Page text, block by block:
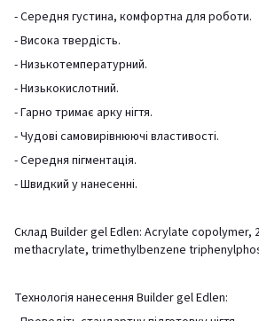
- Середня густина, комфортна для роботи.
- Висока твердість.
- Низькотемпературний.
- Низькокислотний.
- Гарно тримає арку нігтя.
- Чудові самовирівнюючі властивості.
- Середня пігментація.
- Швидкий у нанесенні.
Склад Builder gel Edlen: Acrylate copolymer,
methacrylate, trimethylbenzene
Технологія нанесення Builder gel Edlen: